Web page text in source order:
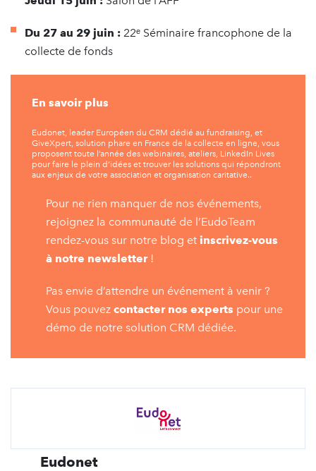
Du 27 au 29 juin : 22ᵉ Séminaire francophone de la
collecte de fonds
En savoir plus
Eudonet, leader Européen du CRM dédié au fundraising, et
GiveXpert, solution phare en France de la collecte en ligne, vous
proposent toute l’année des webinaires, ateliers, LinkedIn Lives
pour faire le plein d’idées et trouver les solutions qui répondront
aux enjeux de votre association et organisation caritative..
Pour ne rien manquer de nos événements,
rejoignez la communauté de l’EudoTeam
rendez-vous sur notre blog et inscrivez-vous
à notre newsletter!
Pas envie d’attendre un événement à venir ?
Vous pouvez contacter nos experts pour une
démo de notre solution CRM dédiée.
Eudonet